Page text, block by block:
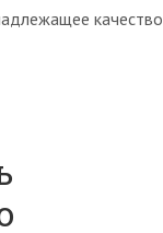
качество